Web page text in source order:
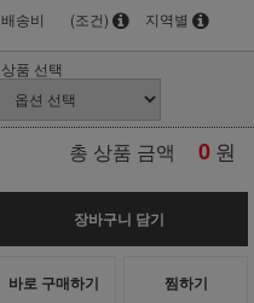
배송비
(조건) 지역별
상품 선택
총 상품 금액 0 원
장바구니 담기
바로 구매하기 찜하기